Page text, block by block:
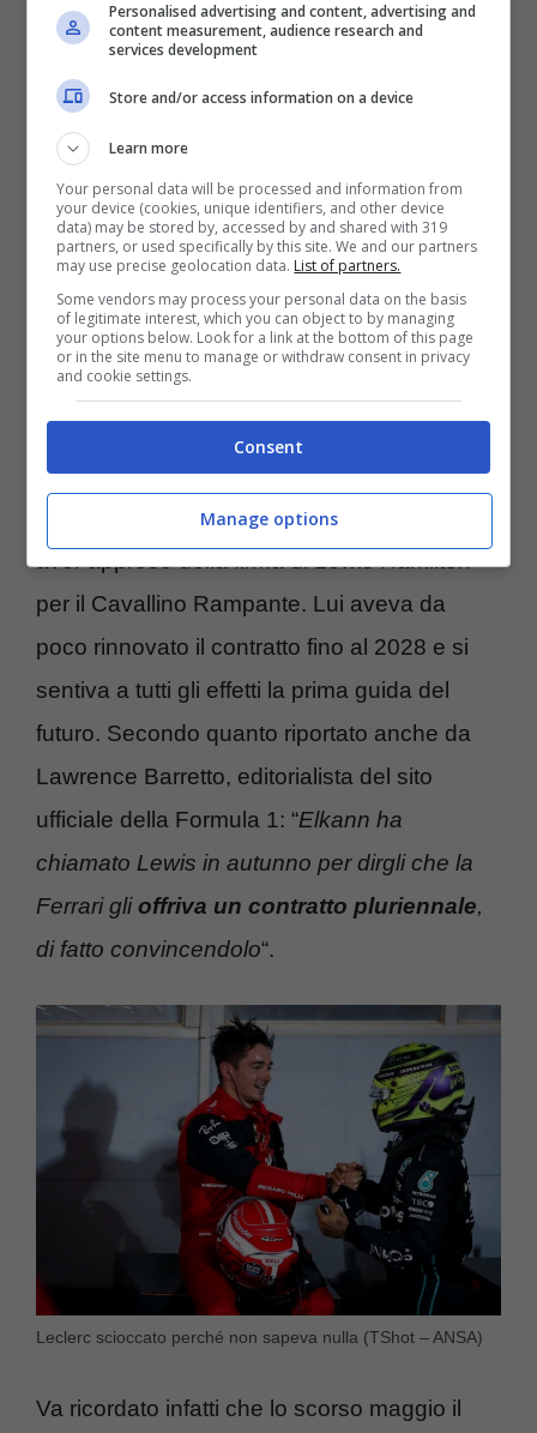
di rinnovo che la strada in rosso per lui fosse
arrivata al capolinea. Ma chi sorprende di più
Charles Leclerc
dichiarato in pubblico dopo l’annuncio di
Hamilton
Ferrari, la scelta di Hamilton
sciocca Leclerc: la reazione
del monegasco
Secondo quanto riportato daMarca, Charles
Leclerc è rimasto davvero scioccato dopo
aver appreso della firma di Lewis Hamilton
per il Cavallino Rampante. Lui aveva da
poco rinnovato il contratto fino al 2028 e si
sentiva a tutti gli effetti la prima guida del
futuro. Secondo quanto riportato anche da
Lawrence Barretto, editorialista del sito
ufficiale della Formula 1: “Elkann ha
chiamato Lewis in autunno per dirgli che la
Ferrari glioffriva un contratto pluriennale,
di fatto convincendolo“.
Leclerc scioccato perché non sapeva nulla (TShot – ANSA)
Va ricordato infatti che lo scorso maggio il
Personalised advertising and content, advertising and
content measurement, audience research and
services development
Store and/or access information on a device
Learn more
Your personal data will be processed and information from
your device (cookies, unique identifiers, and other device
data) may be stored by, accessed by and shared with 319
partners, or used specifically by this site. We and our partners
may use precise geolocation data. List of partners.
Some vendors may process your personal data on the basis
of legitimate interest, which you can object to by managing
your options below. Look for a link at the bottom of this page
or in the site menu to manage or withdraw consent in privacy
and cookie settings.
Consent
Manage options